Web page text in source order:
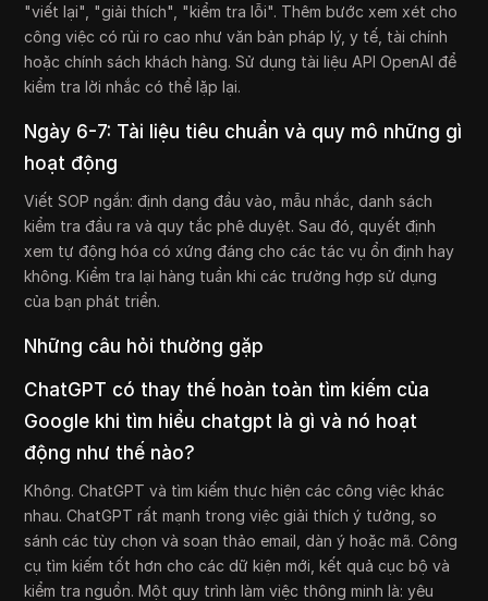
"viết lại", "giải thích", "kiểm tra lỗi". Thêm bước xem xét cho
công việc có rủi ro cao như văn bản pháp lý, y tế, tài chính
hoặc chính sách khách hàng. Sử dụng tài liệu API OpenAI để
kiểm tra lời nhắc có thể lặp lại.
Ngày 6-7: Tài liệu tiêu chuẩn và quy mô những gì
hoạt động
Viết SOP ngắn: định dạng đầu vào, mẫu nhắc, danh sách
kiểm tra đầu ra và quy tắc phê duyệt. Sau đó, quyết định
xem tự động hóa có xứng đáng cho các tác vụ ổn định hay
không. Kiểm tra lại hàng tuần khi các trường hợp sử dụng
của bạn phát triển.
Những câu hỏi thường gặp
ChatGPT có thay thế hoàn toàn tìm kiếm của
Google khi tìm hiểu chatgpt là gì và nó hoạt
động như thế nào?
Không. ChatGPT và tìm kiếm thực hiện các công việc khác
nhau. ChatGPT rất mạnh trong việc giải thích ý tưởng, so
sánh các tùy chọn và soạn thảo email, dàn ý hoặc mã. Công
cụ tìm kiếm tốt hơn cho các dữ kiện mới, kết quả cục bộ và
kiểm tra nguồn. Một quy trình làm việc thông minh là: yêu